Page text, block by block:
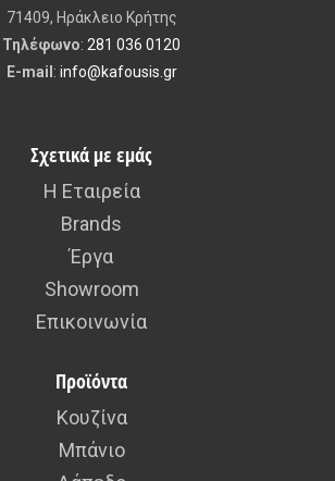
71409, Ηράκλειο Κρήτης
Τηλέφωνο: 281 036 0120
E-mail : info@kafousis.gr
Σχετικά με εμάς
Η Εταιρεία
Brands
Έργα
Showroom
Επικοινωνία
Προϊόντα
Κουζίνα
Μπάνιο